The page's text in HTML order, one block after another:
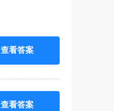
查看答案
查看答案